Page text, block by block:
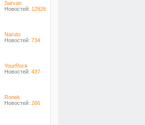
Sarvan
Новостей: 12926
Naruto
Новостей: 734
YourRock
Новостей: 437
Ronek
Новостей: 266